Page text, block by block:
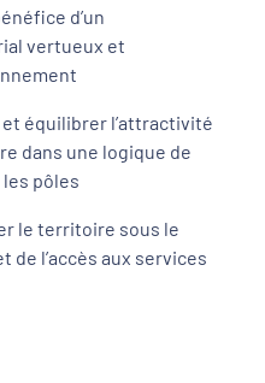
d’un
vertueux et
équilibrer l’attractivité
dans une logique de
pôles
le territoire sous le
de l’accès aux services